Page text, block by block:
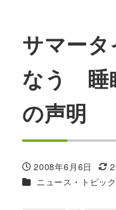
サマータ
なう 睡
の声明
投稿日
2008年6月6日
更
カテゴリー
ニュース・トピッ